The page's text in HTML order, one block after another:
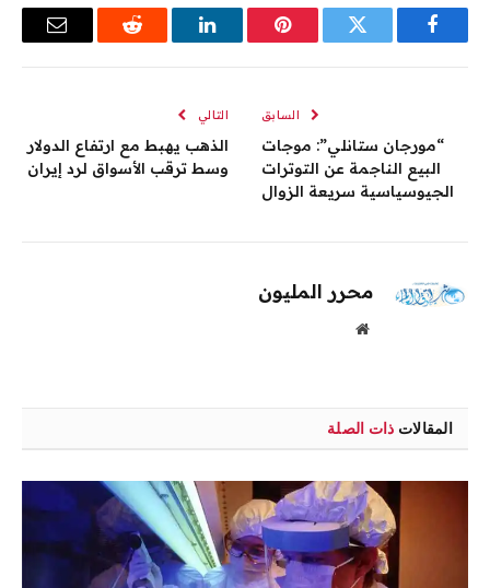
فيسبوك تويتر بينتيريستلينكدإن رديت
البريد
السابق
“مورجان ستانلي”: موجات
البيع الناجمة عن التوترات
الجيوسياسية سريعة الزوال
التالي
الذهب يهبط مع ارتفاع الدولار
وسط ترقب الأسواق لرد إيران
محرر المليون
موقع
المقالات ذات الصلة